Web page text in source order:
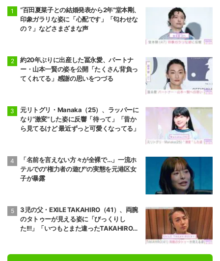
“百田夏菜子との結婚発表から2年”堂本剛、
印象ガラリな姿に「心配です」「匂わせな
の？」などさまざまな声
約20年ぶりに出産した冨永愛、パートナ
ー・山本一賢の姿を公開「たくさん背負っ
てくれてる」感謝の思いをつづる
元リトグリ・Manaka（25）、ラッパーに
なり“激変”した姿に反響「待って」「昔か
ら見てるけど 最近ずっと可愛くなってる」
「名前を言えない方々が全裸で…」一流ホ
テルでの"権力者の遊び"の実態を元港区女
子が暴露
3児の父・EXILE TAKAHIRO（41）、両腕
のタトゥーが見える姿に「びっくりし
た!!!」「いつもとまた違ったTAKAHIROさ